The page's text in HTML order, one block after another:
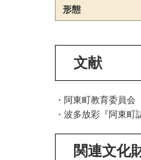
形態
文献
・阿東町教育委員
・波多放彩『阿東町
関連文化